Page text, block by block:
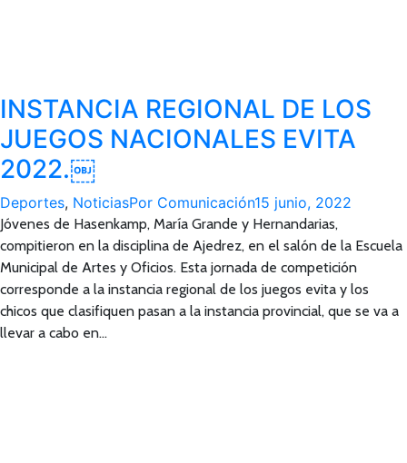
INSTANCIA REGIONAL DE LOS
JUEGOS NACIONALES EVITA
2022.￼
Deportes, NoticiasPor Comunicación15 junio, 2022
Jóvenes de Hasenkamp, María Grande y Hernandarias,
compitieron en la disciplina de Ajedrez, en el salón de la Escuela
Municipal de Artes y Oficios. Esta jornada de competición
corresponde a la instancia regional de los juegos evita y los
chicos que clasifiquen pasan a la instancia provincial, que se va a
llevar a cabo en…